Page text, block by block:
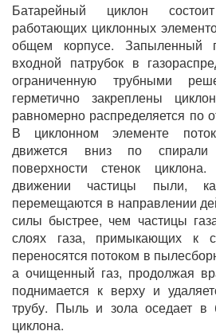
Батарейный циклон
работающих циклонных
общем корпусе. Запыленный
входной патрубок в
ограниченную трубными
герметично закреплены
равномерно распределяется по
В циклонном элементе
движется вниз по спирали
поверхности стенок
движении частицы пыли,
перемещаются в направлении
силы быстрее, чем частицы
слоях газа, примыкающих к
переносятся потоком в
а очищенный газ, продолжая
поднимается к верху и
трубу. Пыль и зола оседает в
циклона.